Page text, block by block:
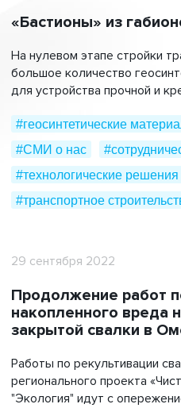
«Бастионы» из
На нулевом этапе стройки
большое количество
для устройства прочной и
#геосинтетические
#СМИ о нас
#технологические решения
#транспортное
29 сентября 2022
Продолжение работ
накопленного вреда
закрытой свалки в
Работы по рекультивации
регионального проекта
"Экология" идут с